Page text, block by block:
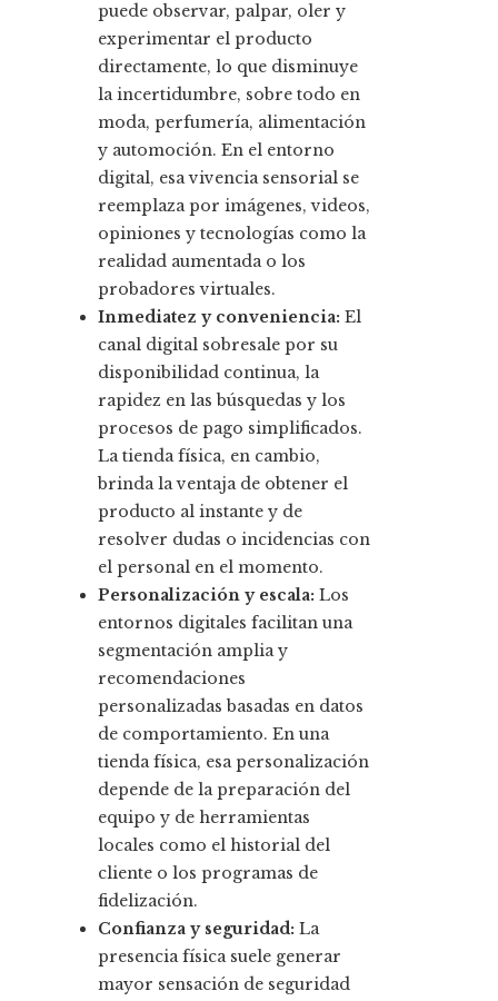
puede observar, palpar, oler y
experimentar el producto
directamente, lo que disminuye
la incertidumbre, sobre todo en
moda, perfumería, alimentación
y automoción. En el entorno
digital, esa vivencia sensorial se
reemplaza por imágenes, videos,
opiniones y tecnologías como la
realidad aumentada o los
probadores virtuales.
Inmediatez y conveniencia: El
canal digital sobresale por su
disponibilidad continua, la
rapidez en las búsquedas y los
procesos de pago simplificados.
La tienda física, en cambio,
brinda la ventaja de obtener el
producto al instante y de
resolver dudas o incidencias con
el personal en el momento.
Personalización y escala: Los
entornos digitales facilitan una
segmentación amplia y
recomendaciones
personalizadas basadas en datos
de comportamiento. En una
tienda física, esa personalización
depende de la preparación del
equipo y de herramientas
locales como el historial del
cliente o los programas de
fidelización.
Confianza y seguridad: La
presencia física suele generar
mayor sensación de seguridad